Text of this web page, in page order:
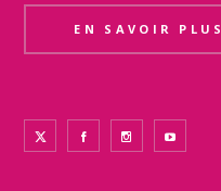
EN SAVOIR PLUS